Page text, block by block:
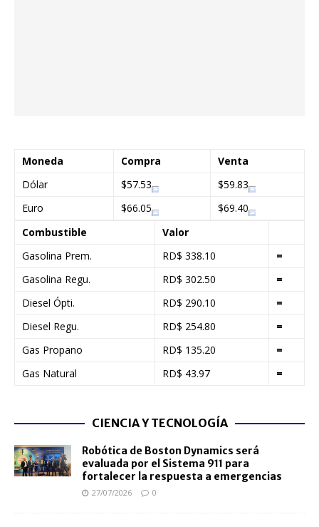
Moneda Compra
Venta
Dólar
$57.53
$59.83
Euro
$66.05
$69.40
Combustible
Valor
Gasolina Prem.
RD$ 338.10
=
Gasolina Regu.
RD$ 302.50
=
Diesel Ópti.
RD$ 290.10
=
Diesel Regu.
RD$ 254.80
=
Gas Propano
RD$ 135.20
=
Gas Natural
RD$ 43.97 =
CIENCIA Y TECNOLOGÍA
Robótica de Boston Dynamics será
evaluada por el Sistema 911 para
fortalecer la respuesta a emergencias
27/07/2026 0